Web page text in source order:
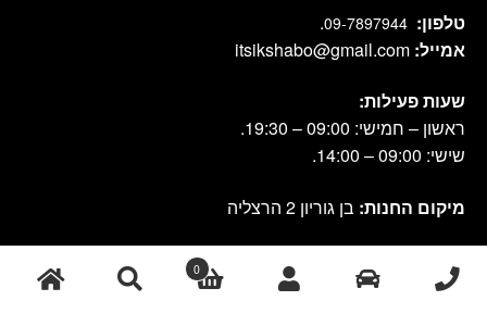
טלפון: 09-7897944
.
אמייל: itsikshabo@gmail.com
שעות פעילות:
ראשון – חמישי: 09:00 – 19:30.
שישי: 09:00 – 14:00.
מיקום החנות: בן גוריון 2 הרצליה
cook shop 2021 © אתר זה נבנה ועוצב על-ידי |אחסון
0